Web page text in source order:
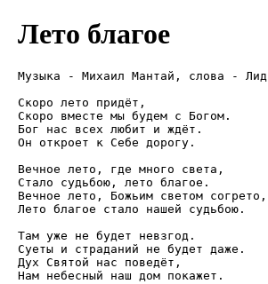
Лето благое
Музыка - Михаил Мантай, слова -
Скоро лето придёт,
Скоро вместе мы будем с Богом.
Бог нас всех любит и ждёт.
Он откроет к Себе дорогу.
Вечное лето, где много света,
Стало судьбою, лето благое.
Вечное лето, Божьим светом согрето,
Лето благое стало нашей судьбою.
Там уже не будет невзгод.
Суеты и страданий не будет даже.
Дух Святой нас поведёт,
Нам небесный наш дом покажет.